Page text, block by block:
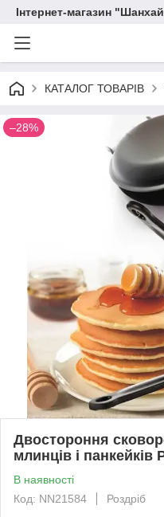
Інтернет-магазин
КАТАЛОГ ТОВАРІВ
–28%
Двостороння
млинців і панкейків
В наявності
Код: NN21584
Роздріб